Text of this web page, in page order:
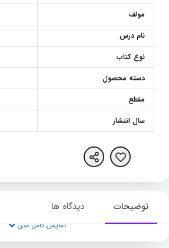
مولف
نام درس
نوع کتاب
دسته محصول
مقطع
سال انتشار
توضیحات دیدگاه ها
نمایش کامل متن